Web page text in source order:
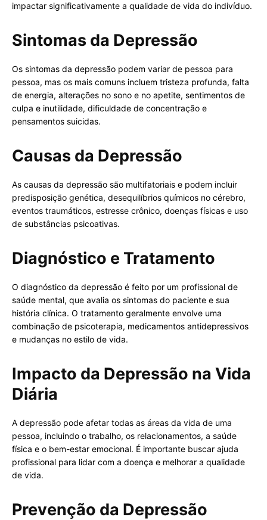
impactar significativamente a qualidade de vida do indivíduo.
Sintomas da Depressão
Os sintomas da depressão podem variar de pessoa para
pessoa, mas os mais comuns incluem tristeza profunda, falta
de energia, alterações no sono e no apetite, sentimentos de
culpa e inutilidade, dificuldade de concentração e
pensamentos suicidas.
Causas da Depressão
As causas da depressão são multifatoriais e podem incluir
predisposição genética, desequilíbrios químicos no cérebro,
eventos traumáticos, estresse crônico, doenças físicas e uso
de substâncias psicoativas.
Diagnóstico e Tratamento
O diagnóstico da depressão é feito por um profissional de
saúde mental, que avalia os sintomas do paciente e sua
história clínica. O tratamento geralmente envolve uma
combinação de psicoterapia, medicamentos antidepressivos
e mudanças no estilo de vida.
Impacto da Depressão na Vida
Diária
A depressão pode afetar todas as áreas da vida de uma
pessoa, incluindo o trabalho, os relacionamentos, a saúde
física e o bem-estar emocional. É importante buscar ajuda
profissional para lidar com a doença e melhorar a qualidade
de vida.
Prevenção da Depressão